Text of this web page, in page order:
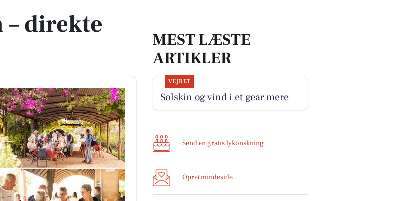
– direkte
MEST LÆSTE
ARTIKLER
VEJRET
Solskin og vind i et gear mere
Send en gratis lykønskning
Opret mindeside